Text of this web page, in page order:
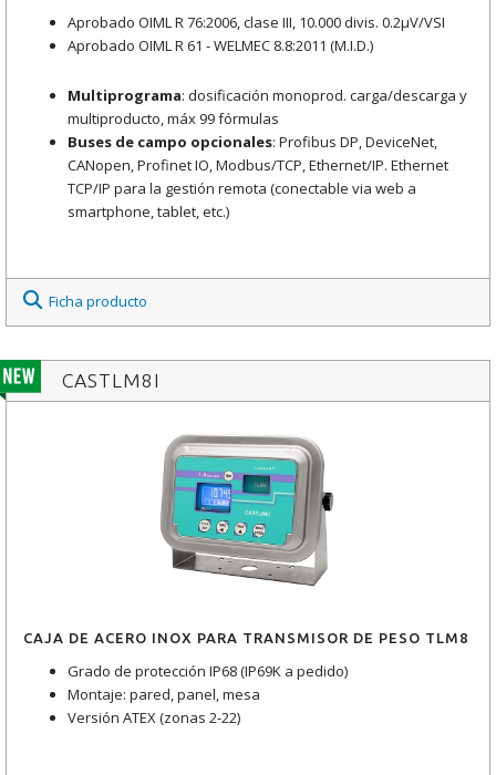
Aprobado OIML R 76:2006, clase III, 10.000 divis. 0.2μV/VSI
Aprobado OIML R 61 - WELMEC 8.8:2011 (M.I.D.)
Multiprograma: dosificación monoprod. carga/descarga y
multiproducto, máx 99 fórmulas
Buses de campo opcionales: Profibus DP, DeviceNet,
CANopen, Profinet IO, Modbus/TCP, Ethernet/IP. Ethernet
TCP/IP para la gestión remota (conectable via web a
smartphone, tablet, etc.)
Ficha producto
CASTLM8I
CAJA DE ACERO INOX PARA TRANSMISOR DE PESO TLM8
Grado de protección IP68 (IP69K a pedido)
Montaje: pared, panel, mesa
Versión ATEX (zonas 2-22)